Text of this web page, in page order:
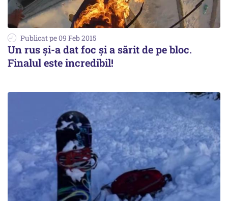
Publicat pe 09 Feb 2015
Un rus și-a dat foc și a sărit de pe bloc.
Finalul este incredibil!